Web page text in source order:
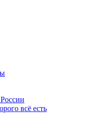
всё есть